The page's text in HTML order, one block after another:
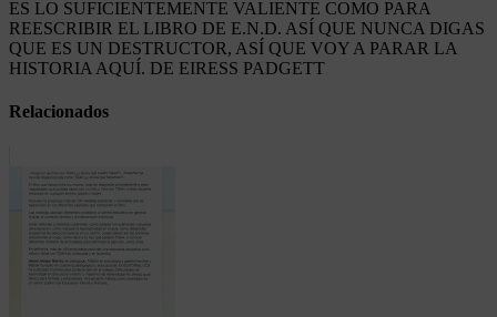
ES LO SUFICIENTEMENTE VALIENTE COMO PARA
REESCRIBIR EL LIBRO DE E.N.D. ASÍ QUE NUNCA DIGAS
QUE ES UN DESTRUCTOR, ASÍ QUE VOY A PARAR LA
HISTORIA AQUÍ. DE EIRESS PADGETT
Relacionados